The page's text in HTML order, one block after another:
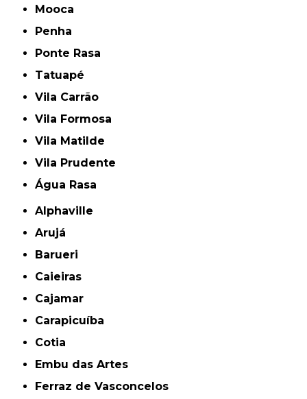
Mooca
Penha
Ponte Rasa
Tatuapé
Vila Carrão
Vila Formosa
Vila Matilde
Vila Prudente
Água Rasa
Alphaville
Arujá
Barueri
Caieiras
Cajamar
Carapicuíba
Cotia
Embu das Artes
Ferraz de Vasconcelos